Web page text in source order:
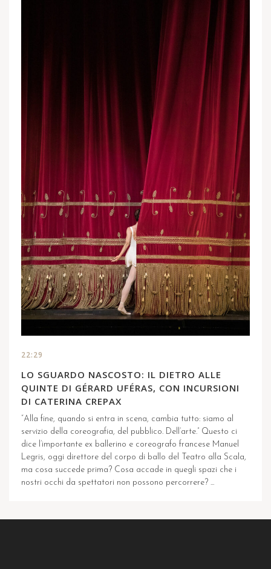
22:29
LO SGUARDO NASCOSTO: IL DIETRO ALLE
QUINTE DI GÉRARD UFÉRAS, CON INCURSIONI
DI CATERINA CREPAX
“Alla fine, quando si entra in scena, cambia tutto: siamo al
servizio della coreografia, del pubblico. Dell’arte.” Questo ci
dice l’importante ex ballerino e coreografo francese Manuel
Legris, oggi direttore del corpo di ballo del Teatro alla Scala,
ma cosa succede prima? Cosa accade in quegli spazi che i
nostri occhi da spettatori non possono percorrere? ...